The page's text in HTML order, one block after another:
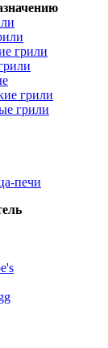
грили
грили
грили
печи